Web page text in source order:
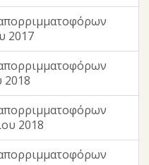
2017
2018
2018